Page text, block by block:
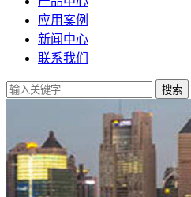
应用案例
新闻中心
联系我们